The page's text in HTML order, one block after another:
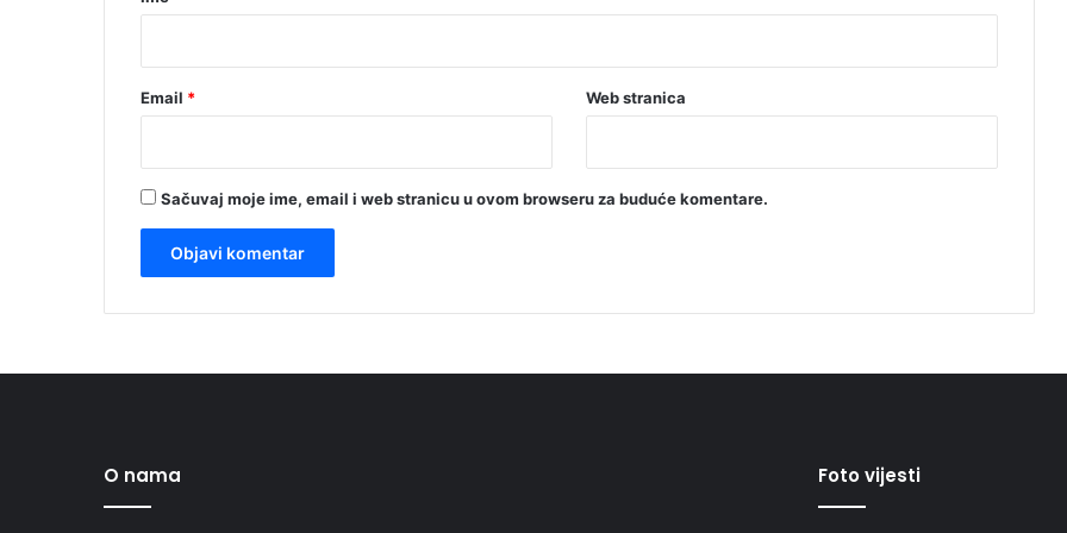
Email * Web stranica
Sačuvaj moje ime, email i web stranicu u ovom browseru za buduće komentare.
O nama Foto vijesti